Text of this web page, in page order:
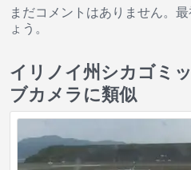
まだコメントはありません。
ょう。
イリノイ州シカゴミ
ブカメラに類似